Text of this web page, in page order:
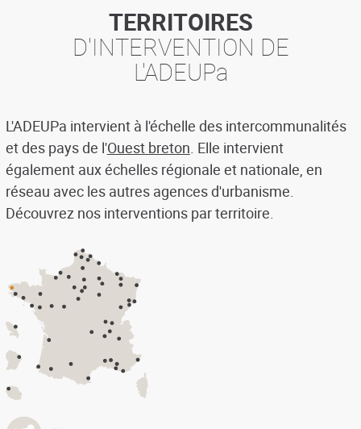
TERRITOIRES
D'INTERVENTION DE
L'ADEUPa
L'ADEUPa intervient à l'échelle des intercommunalités
et des pays de l'Ouest breton. Elle intervient
également aux échelles régionale et nationale, en
réseau avec les autres agences d'urbanisme.
Découvrez nos interventions par territoire.